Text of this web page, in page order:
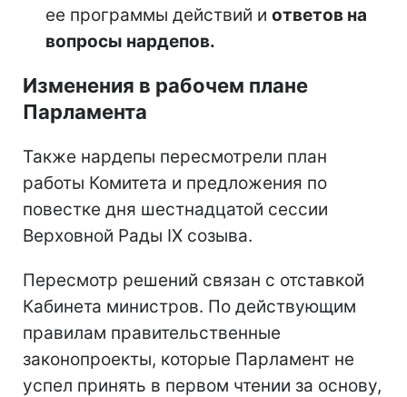
ее программы действий и ответов на
вопросы нардепов.
Изменения в рабочем плане
Парламента
Также нардепы пересмотрели план
работы Комитета и предложения по
повестке дня шестнадцатой сессии
Верховной Рады IX созыва.
Пересмотр решений связан с отставкой
Кабинета министров. По действующим
правилам правительственные
законопроекты, которые Парламент не
успел принять в первом чтении за основу,